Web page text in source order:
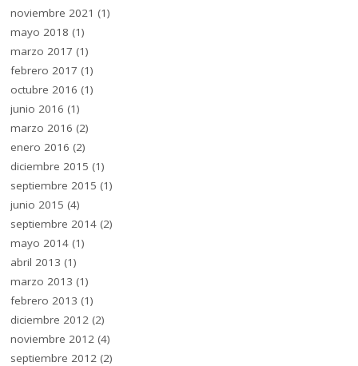
noviembre 2021 (1)
mayo 2018 (1)
marzo 2017 (1)
febrero 2017 (1)
octubre 2016 (1)
junio 2016 (1)
marzo 2016 (2)
enero 2016 (2)
diciembre 2015 (1)
septiembre 2015 (1)
junio 2015 (4)
septiembre 2014 (2)
mayo 2014 (1)
abril 2013 (1)
marzo 2013 (1)
febrero 2013 (1)
diciembre 2012 (2)
noviembre 2012 (4)
septiembre 2012 (2)